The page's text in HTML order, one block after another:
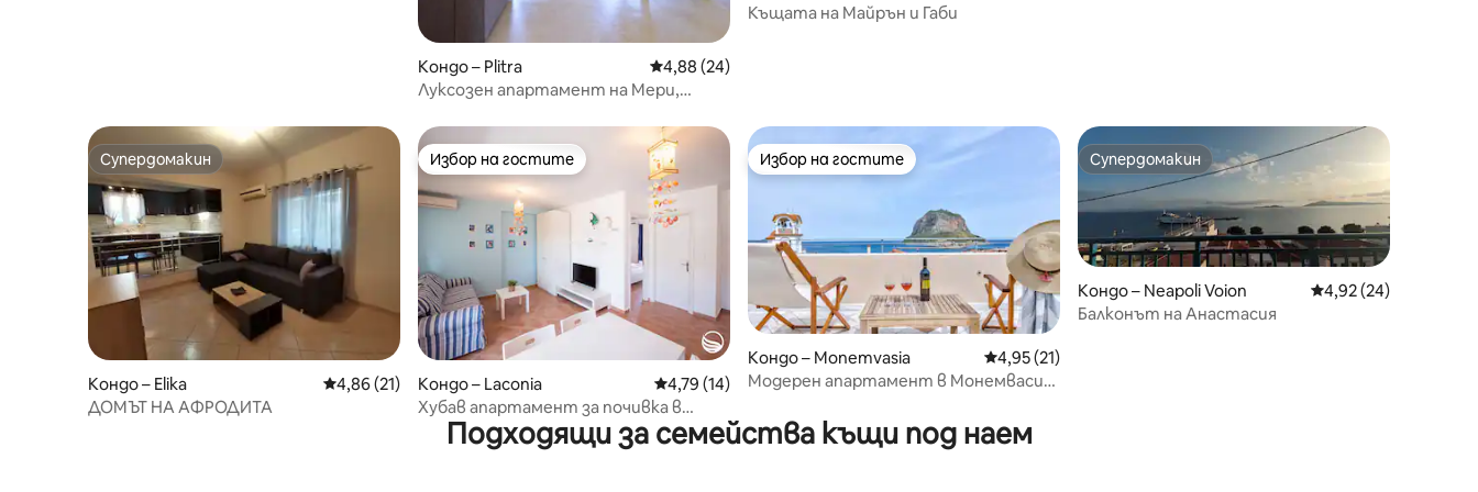
Кондо – Plitra Средна оценка: 4,88 от 5, 24 отзива
4,88 (24)
Луксозен апартамент на Мери,
Къщата на Майрън и Габи
Супердомакин
Супердомакин
Кондо – Elika Средна оценка: 4,86 от 5, 21 отзива
4,86 (21)
ДОМЪТ НА АФРОДИТА
Избор на гостите
Избор на гостите
Кондо – Laconia Средна оценка: 4,79 от 5, 14 отзива
4,79 (14)
Хубав апартамент за почивка в
Елафонисос
Избор на гостите
Избор на гостите
Кондо – Monemvasia Средна оценка: 4,95 от 5, 21 отзива
4,95 (21)
Модерен апартамент в Монемвасия
Супердомакин
Супердомакин
Кондо – Neapoli Voion Средна оценка:
4,92 (24)
Балконът на Анастасия
Подходящи за семейства къщи под наем